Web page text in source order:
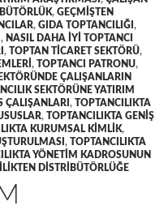
, GEÇMIŞTEN
, GIDA TOPTANCILIĞI ,
, NASIL DAHA IYI TOPTANCI
, TOPTAN TICARET SEKTÖRÜ,
, TOPTANCI PATRONU,
ÇALIŞANLARIN
SEKTÖRÜNE YATIRIM
ÇALIŞANLARI , TOPTANCILIKTA
, TOPTANCILIKTA GENIŞ
KURUMSAL KIMLIK,
, TOPTANCILIKTA
YÖNETIM KADROSUNUN
DISTRIBÜTÖRLÜĞE